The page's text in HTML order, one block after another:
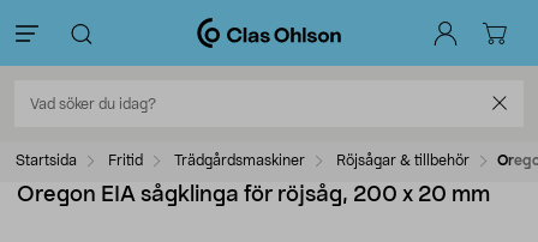
Startsida Fritid Trädgårdsmaskiner Röjsågar & tillbehör
Oregon EIA sågklinga för röjsåg, 200 x 20 mm